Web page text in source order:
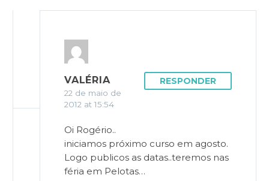
VALÉRIA
22 de maio de
2012 at 15:54
RESPONDER
Oi Rogério..
iniciamos próximo curso em agosto.
Logo publicos as datas..teremos nas
féria em Pelotas…